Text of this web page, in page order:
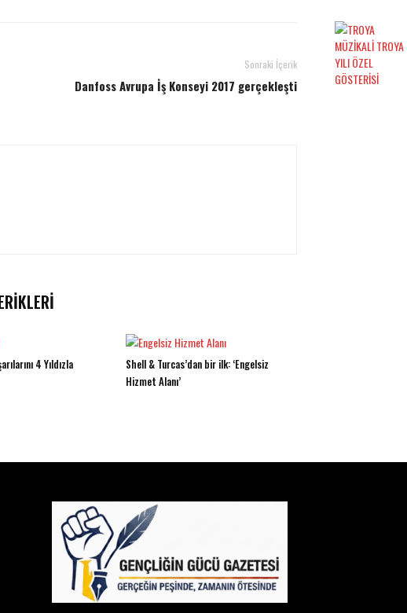
Sonraki İçerik
Danfoss Avrupa İş Konseyi 2017 gerçekleşti
4 Yıldızla
Shell & Turcas’dan bir ilk: ‘Engelsiz
Hizmet Alanı’